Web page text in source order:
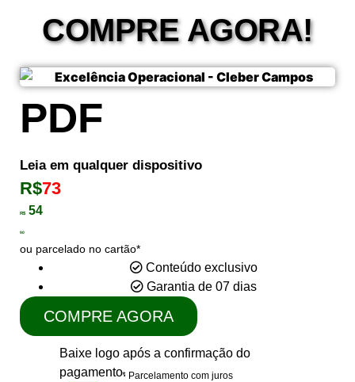
COMPRE AGORA!
PDF
Leia em qualquer dispositivo
R$73
R$ 54
90
ou parcelado no cartão*
Conteúdo exclusivo
Garantia de 07 dias
COMPRE AGORA
Baixe logo após a confirmação do
pagamento.* Parcelamento com juros